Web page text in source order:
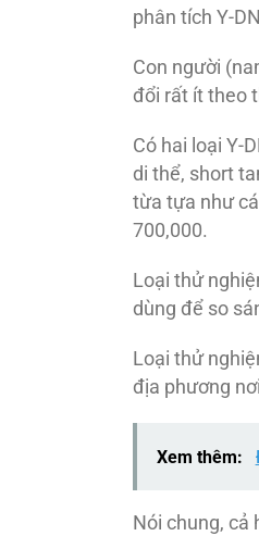
phân tích Y-
Con người
đổi rất ít theo
Có hai loại Y-
di thể, short
từa tựa như
700,000.
Loại thử
dùng để so
Loại thử
địa phương
Xem thêm:
Nói chung,